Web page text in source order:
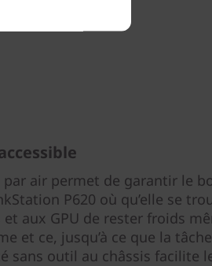
air permet de garantir le
P620 où qu’elle se
aux GPU de rester froids
et ce, jusqu’à ce que la
sans outil au châssis facilite